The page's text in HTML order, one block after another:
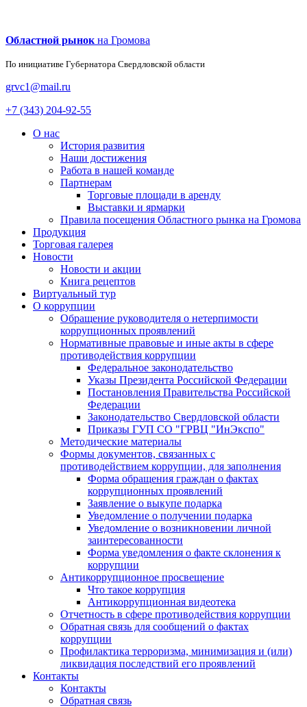
Областной рынок на Громова
По инициативе Губернатора Свердловской области
grvc1@mail.ru
+7 (343) 204-92-55
О нас
История развития
Наши достижения
Работа в нашей команде
Партнерам
Торговые площади в аренду
Выставки и ярмарки
Правила посещения Областного рынка на Громова
Продукция
Торговая галерея
Новости
Новости и акции
Книга рецептов
Виртуальный тур
О коррупции
Обращение руководителя о нетерпимости
коррупционных проявлений
Нормативные правовые и иные акты в сфере
противодействия коррупции
Федеральное законодательство
Указы Президента Российской Федерации
Постановления Правительства Российской
Федерации
Законодательство Свердловской области
Приказы ГУП СО "ГРВЦ "ИнЭкспо"
Методические материалы
Формы документов, связанных с
противодействием коррупции, для заполнения
Форма обращения граждан о фактах
коррупционных проявлений
Заявление о выкупе подарка
Уведомление о получении подарка
Уведомление о возникновении личной
заинтересованности
Форма уведомления о факте склонения к
коррупции
Антикоррупционное просвещение
Что такое коррупция
Антикоррупционная видеотека
Отчетность в сфере противодействия коррупции
Обратная связь для сообщений о фактах
коррупции
Профилактика терроризма, минимизация и (или)
ликвидация последствий его проявлений
Контакты
Контакты
Обратная связь